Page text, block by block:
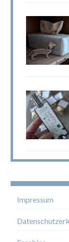
Impressum